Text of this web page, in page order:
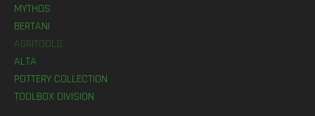
MYTHOS
BERTANI
AGRITOOLS
ALTA
POTTERY COLLECTION
TOOLBOX DIVISION